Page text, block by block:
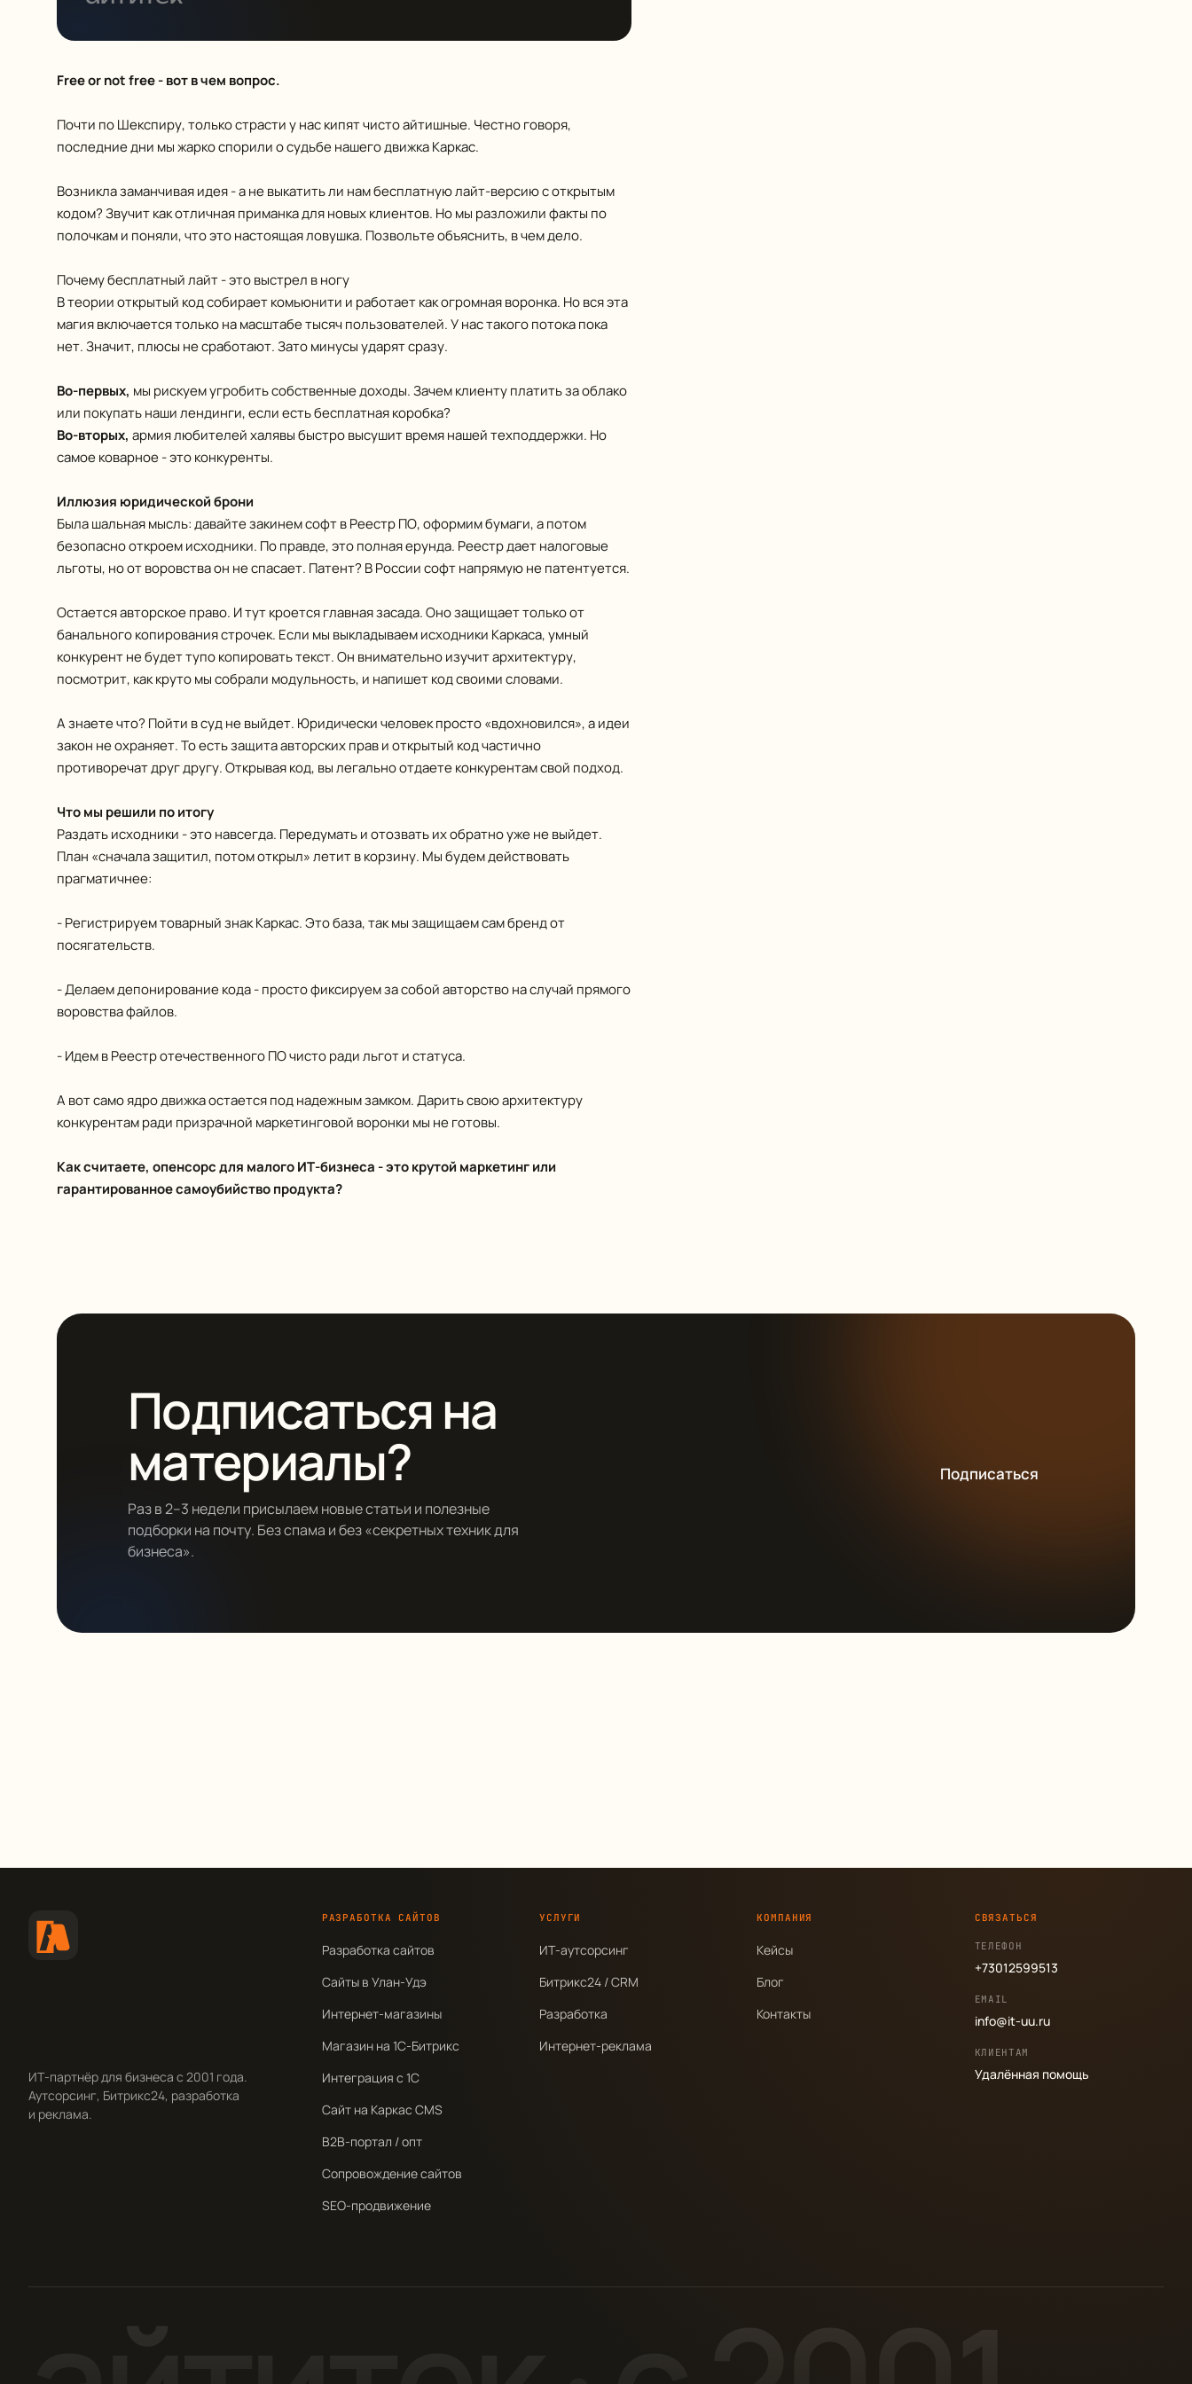
Free or not free - вот в чем вопрос.
Почти по Шекспиру, только страсти у нас кипят чисто айтишные. Честно говоря,
последние дни мы жарко спорили о судьбе нашего движка Каркас.
Возникла заманчивая идея - а не выкатить ли нам бесплатную лайт-версию с открытым
кодом? Звучит как отличная приманка для новых клиентов. Но мы разложили факты по
полочкам и поняли, что это настоящая ловушка. Позвольте объяснить, в чем дело.
Почему бесплатный лайт - это выстрел в ногу
В теории открытый код собирает комьюнити и работает как огромная воронка. Но вся эта
магия включается только на масштабе тысяч пользователей. У нас такого потока пока
нет. Значит, плюсы не сработают. Зато минусы ударят сразу.
Во-первых, мы рискуем угробить собственные доходы. Зачем клиенту платить за облако
или покупать наши лендинги, если есть бесплатная коробка?
Во-вторых, армия любителей халявы быстро высушит время нашей техподдержки. Но
самое коварное - это конкуренты.
Иллюзия юридической брони
Была шальная мысль: давайте закинем софт в Реестр ПО, оформим бумаги, а потом
безопасно откроем исходники. По правде, это полная ерунда. Реестр дает налоговые
льготы, но от воровства он не спасает. Патент? В России софт напрямую не патентуется.
Остается авторское право. И тут кроется главная засада. Оно защищает только от
банального копирования строчек. Если мы выкладываем исходники Каркаса, умный
конкурент не будет тупо копировать текст. Он внимательно изучит архитектуру,
посмотрит, как круто мы собрали модульность, и напишет код своими словами.
А знаете что? Пойти в суд не выйдет. Юридически человек просто «вдохновился», а идеи
закон не охраняет. То есть защита авторских прав и открытый код частично
противоречат друг другу. Открывая код, вы легально отдаете конкурентам свой подход.
Что мы решили по итогу
Раздать исходники - это навсегда. Передумать и отозвать их обратно уже не выйдет.
План «сначала защитил, потом открыл» летит в корзину. Мы будем действовать
прагматичнее:
- Регистрируем товарный знак Каркас. Это база, так мы защищаем сам бренд от
посягательств.
- Делаем депонирование кода - просто фиксируем за собой авторство на случай прямого
воровства файлов.
- Идем в Реестр отечественного ПО чисто ради льгот и статуса.
А вот само ядро движка остается под надежным замком. Дарить свою архитектуру
конкурентам ради призрачной маркетинговой воронки мы не готовы.
Как считаете, опенсорс для малого ИТ-бизнеса - это крутой маркетинг или
гарантированное самоубийство продукта?
Подписаться на
материалы?
Раз в 2–3 недели присылаем новые статьи и полезные
подборки на почту. Без спама и без «секретных техник для
бизнеса».
Подписаться
ИТ-партнёр для бизнеса с 2001 года.
Аутсорсинг, Битрикс24, разработка
и реклама.
РАЗРАБОТКА САЙТОВ
Разработка сайтов
Сайты в Улан-Удэ
Интернет-магазины
Магазин на 1С-Битрикс
Интеграция с 1С
Сайт на Каркас CMS
B2B-портал / опт
Сопровождение сайтов
SEO-продвижение
УСЛУГИ
ИТ-аутсорсинг
Битрикс24 / CRM
Разработка
Интернет-реклама
КОМПАНИЯ
Кейсы
Блог
Контакты
СВЯЗАТЬСЯ
ТЕЛЕФОН
+73012599513
EMAIL
info@it-uu.ru
КЛИЕНТАМ
Удалённая помощь